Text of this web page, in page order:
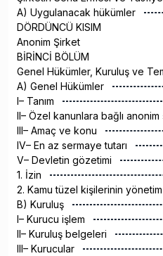
A) Uygulanacak hükümler
DÖRDÜNCÜ KISIM
Anonim Şirket
BİRİNCİ BÖLÜM
Genel Hükümler, Kuruluş ve
A) Genel Hükümler
I– Tanım
II– Özel kanunlara bağlı
III– Amaç ve konu
IV– En az sermaye tutarı
V– Devletin gözetimi
1. İzin
2. Kamu tüzel kişilerinin
B) Kuruluş
I– Kurucu işlem
II– Kuruluş belgeleri
III– Kurucular